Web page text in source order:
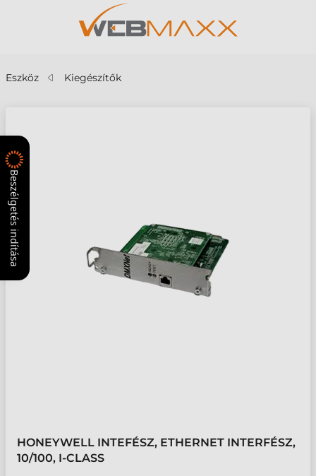
Eszköz Kiegészítők
HONEYWELL INTEFÉSZ, ETHERNET INTERFÉSZ,
10/100, I-CLASS
Beszélgetés indítása